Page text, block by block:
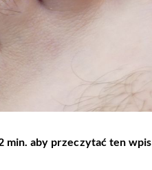
min. aby przeczytać ten wpis